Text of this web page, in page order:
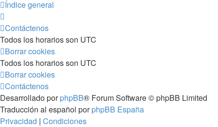
Índice general
Contáctenos
Todos los horarios son UTC
Borrar cookies
Todos los horarios son UTC
Borrar cookies
Contáctenos
Desarrollado porphpBB® Forum Software © phpBB Limited
Traducción al español porphpBB España
Privacidad | Condiciones